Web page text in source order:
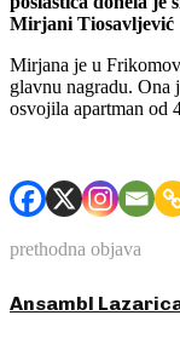
Mirjani Tiosavljević
Mirjana je u
glavnu nagradu. Ona
osvojila apartman od
prethodna objava
Ansambl